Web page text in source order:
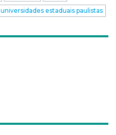
universidades estaduais paulistas